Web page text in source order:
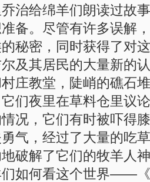
治给绵羊们朗读过故
备。尽管有许多误解
秘密，同时获得了对
及其居民的大量新的
庄教堂，陡峭的礁石
们夜里在草料仓里议
况，它们有时被吓得
气，经过了大量的吃
地破解了它们的牧羊
何看这个世界——《